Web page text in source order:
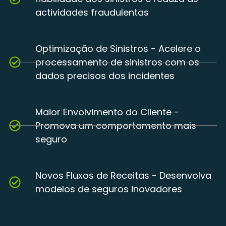
actividades fraudulentas
Optimização de Sinistros - Acelere o
processamento de sinistros com os
dados precisos dos incidentes
Maior Envolvimento do Cliente -
Promova um comportamento mais
seguro
Novos Fluxos de Receitas - Desenvolva
modelos de seguros inovadores